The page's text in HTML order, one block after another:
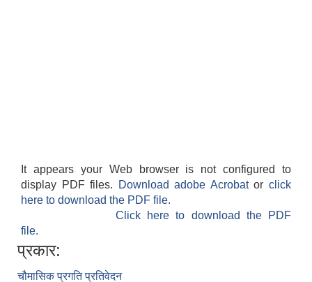
It appears your Web browser is not configured to
display PDF files.
Download adobe Acrobatorclick
here to download the PDF file.
Click here to download the PDF
file.
प्रकार:
चौमासिक प्रगति प्रतिवेदन